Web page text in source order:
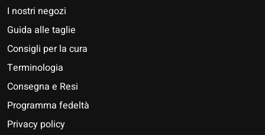
I nostri negozi
Guida alle taglie
Consigli per la cura
Terminologia
Consegna e Resi
Programma fedeltà
Privacy policy